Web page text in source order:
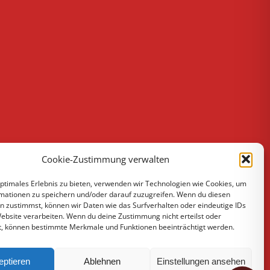
Cookie-Zustimmung verwalten
Erlebnis zu bieten, verwenden wir Technologien wie Cookies, um
zu speichern und/oder darauf zuzugreifen. Wenn du diesen
zustimmst, können wir Daten wie das Surfverhalten oder eindeutige IDs
verarbeiten. Wenn du deine Zustimmung nicht erteilst oder
können bestimmte Merkmale und Funktionen beeinträchtigt werden.
Ablehnen Einstellungen ansehen